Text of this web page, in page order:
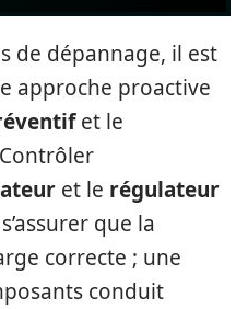
de dépannage, il est
approche proactive
et le
et le régulateur
que la
correcte ; une
conduit